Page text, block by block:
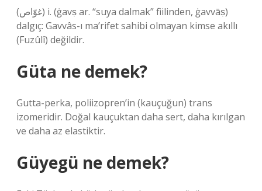
(ﻏﻮّﺍﺹ) i. (ġavṣ ar. “suya dalmak” fiilinden, ġavvāṣ)
dalgıç: Gavvâs-ı ma’rifet sahibi olmayan kimse akıllı
(Fuzûlî) değildir.
Güta ne demek?
Gutta-perka, poliizopren’in (kauçuğun) trans
izomeridir. Doğal kauçuktan daha sert, daha kırılgan
ve daha az elastiktir.
Güyegü ne demek?